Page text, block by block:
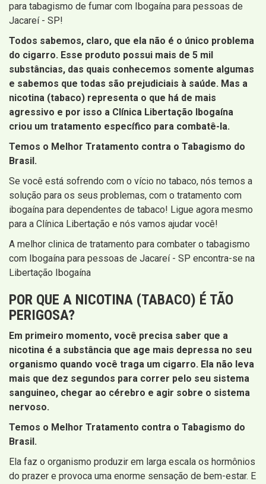
para tabagismo de fumar com Ibogaína para pessoas de
Jacareí - SP!
Todos sabemos, claro, que ela não é o único problema
do cigarro. Esse produto possui mais de 5 mil
substâncias, das quais conhecemos somente algumas
e sabemos que todas são prejudiciais à saúde. Mas a
nicotina (tabaco) representa o que há de mais
agressivo e por isso a Clínica Libertação Ibogaína
criou um tratamento específico para combatê-la.
Temos o Melhor Tratamento contra o Tabagismo do
Brasil.
Se você está sofrendo com o vício no tabaco, nós temos a
solução para os seus problemas, com o tratamento com
ibogaína para dependentes de tabaco! Ligue agora mesmo
para a Clínica Libertação e nós vamos ajudar você!
A melhor clinica de tratamento para combater o tabagismo
com Ibogaína para pessoas de Jacareí - SP encontra-se na
Libertação Ibogaína
POR QUE A NICOTINA (TABACO) É TÃO
PERIGOSA?
Em primeiro momento, você precisa saber que a
nicotina é a substância que age mais depressa no seu
organismo quando você traga um cigarro. Ela não leva
mais que dez segundos para correr pelo seu sistema
sanguineo, chegar ao cérebro e agir sobre o sistema
nervoso.
Temos o Melhor Tratamento contra o Tabagismo do
Brasil.
Ela faz o organismo produzir em larga escala os hormônios
do prazer e provoca uma enorme sensação de bem-estar. E